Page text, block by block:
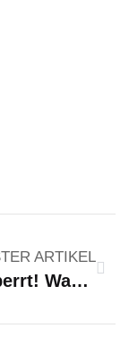
ARTIKEL
Ausgesperrt! Was nun?